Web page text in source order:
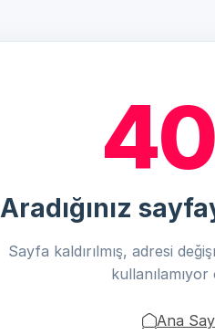
Aradığınız
Sayfa kaldırılmış, adresi
kullanılamıyor
Ana